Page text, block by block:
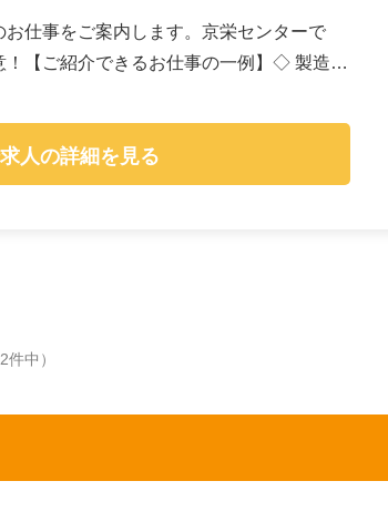
仕事をご案内します。京栄センターで
【ご紹介できるお仕事の一例】◇ 製造ラ
人の詳細を見る
件中）